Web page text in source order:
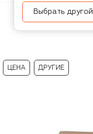
ЦЕНА ДРУГИЕ
Выбрать другой